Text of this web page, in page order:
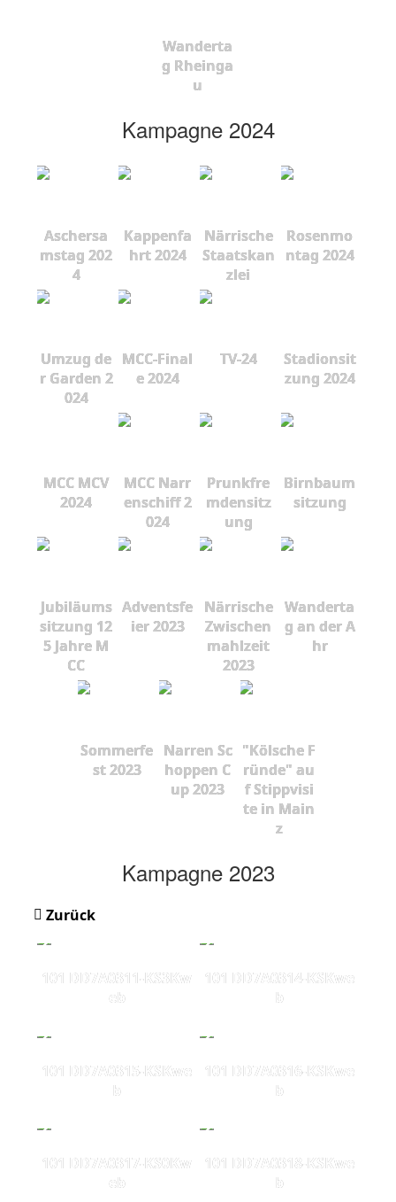
Wanderta
g Rheinga
u
Kampagne 2024
Aschersa
mstag 202
4
Kappenfa
hrt 2024
Närrische
Staatskan
zlei
Rosenmo
ntag 2024
Umzug de
r Garden 2
024
MCC-Final
e 2024
TV-24
Stadionsit
zung 2024
MCC MCV
2024
MCC Narr
enschiff 2
024
Prunkfre
mdensitz
ung
Birnbaum
sitzung
Jubiläums
sitzung 12
5 Jahre M
CC
Adventsfe
ier 2023
Närrische
Zwischen
mahlzeit
2023
Wanderta
g an der A
hr
Sommerfe
st 2023
Narren Sc
hoppen C
up 2023
"Kölsche F
ründe" au
f Stippvisi
te in Main
z
Kampagne 2023
Zurück
101 DD7A0311-KS3Kw
eb
101 DD7A0314-KSKwe
b
101 DD7A0315-KSKwe
b
101 DD7A0316-KSKwe
b
101 DD7A0317-KS0Kw
eb
101 DD7A0318-KSKwe
b